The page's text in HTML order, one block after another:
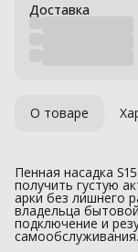
Доставка
О товаре
Пенная насадка
получить густую
арки без лишнего
владельца
подключение и
самообслуживания.